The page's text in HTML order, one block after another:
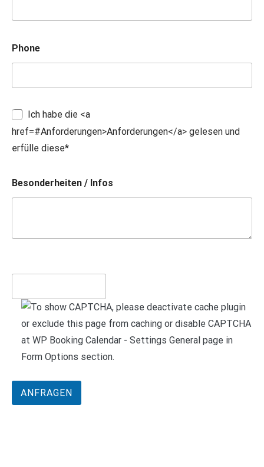
Phone
Ich habe die <a
href=#Anforderungen>Anforderungen</a> gelesen und
erfülle diese*
Besonderheiten / Infos